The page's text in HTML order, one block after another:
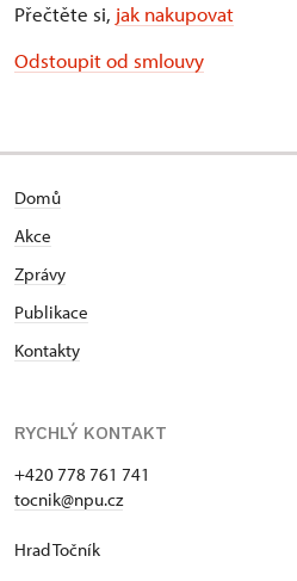
Přečtěte si, jak nakupovat
Odstoupit od smlouvy
Domů
Akce
Zprávy
Publikace
Kontakty
RYCHLÝ KONTAKT
+420 778 761 741
tocnik@npu.cz
Hrad Točník